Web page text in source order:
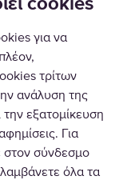
cookies
για να
τρίτων
ανάλυση της
εξατομίκευση
Για
στον σύνδεσμο
όλα τα